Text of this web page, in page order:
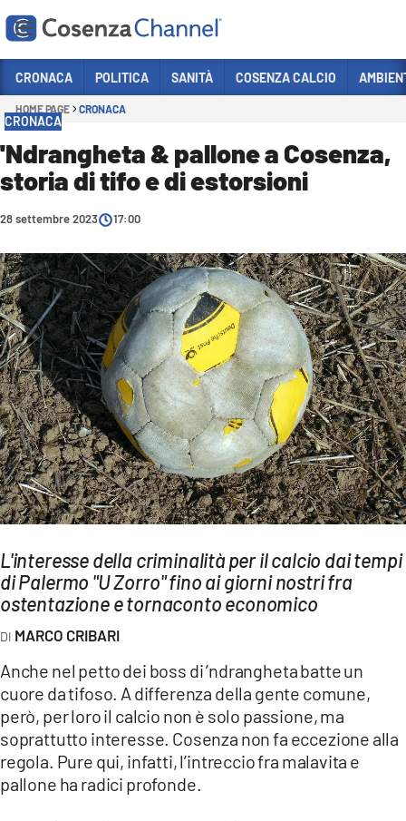
Sezioni
POLITICA
ITALIA MONDO
SANITÀ
SPORT
CULTURA
AMBIENTE
Streaming
LAC TV
LAC NETWORK
LAC ONAIR
LaC
LACTV.IT
LACONAIR.IT
LACITYMAG.IT
ILREGGINO.IT
CRONACA POLITICA SANITÀ COSENZA CALCIO
HOME PAGE CRONACA
CRONACA
'Ndrangheta & pallone a Cosenza,
storia di tifo e di estorsioni
28 settembre 2023 17:00
L'interesse della criminalità per il calcio dai tempi
di Palermo "U Zorro" fino ai giorni nostri fra
ostentazione e tornaconto economico
MARCO CRIBARI
Anche nel petto dei boss di ’ndrangheta batte un
cuore da tifoso. A differenza della gente comune,
però, per loro il calcio non è solo passione, ma
soprattutto interesse. Cosenza non fa eccezione alla
regola. Pure qui, infatti, l’intreccio fra malavita e
pallone ha radici profonde.